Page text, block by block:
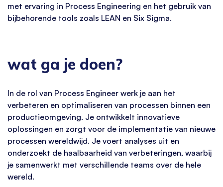
met ervaring in Process Engineering en het gebruik van
bijbehorende tools zoals LEAN en Six Sigma.
wat ga je doen?
In de rol van Process Engineer werk je aan het
verbeteren en optimaliseren van processen binnen een
productieomgeving. Je ontwikkelt innovatieve
oplossingen en zorgt voor de implementatie van nieuwe
processen wereldwijd. Je voert analyses uit en
onderzoekt de haalbaarheid van verbeteringen, waarbij
je samenwerkt met verschillende teams over de hele
wereld.